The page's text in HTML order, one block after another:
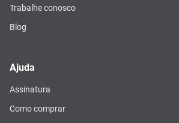
Trabalhe conosco
Blog
Ajuda
Assinatura
Como comprar